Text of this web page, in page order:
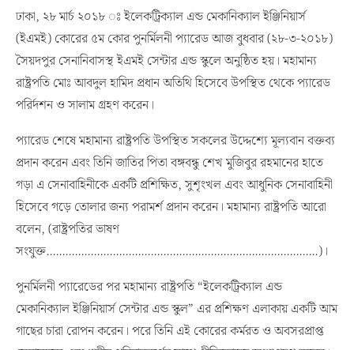
ঢাকা, ২৮ মার্চ ২০১৮ ঃ ইলেকট্রিক্যাল এন্ড মেকানিক্যাল ইঞ্জিনিয়ার্স
(ইএমই) কোরের ৫ম কোর পুনর্মিলনী প্যারেড আজ বুধবার (২৮-৩-২০১৮)
সৈয়দপুর সেনানিবাসস্থ ইএমই সেন্টার এন্ড স্কুলে অনুষ্ঠিত হয়। মহামান্য
রাষ্ট্রপতি মোঃ আবদুল হামিদ প্রধান অতিথি হিসেবে উপস্থিত থেকে প্যারেড
পরির্দশন ও সালাম গ্রহণ করেন।
প্যারেড শেষে মহামান্য রাষ্ট্রপতি উপস্থিত সকলের উদ্দেশ্যে মূল্যবান বক্তব্য
প্রদান করেন এবং তিনি জাতির পিতা বঙ্গবন্ধু শেখ মুজিবুর রহমানের হাতে
গড়া এ সেনাবাহিনীকে একটি প্রশিক্ষিত, সুশৃংখল এবং আধুনিক সেনাবাহিনী
হিসেবে গড়ে তোলার জন্য পরামর্শ প্রদান করেন। মহামান্য রাষ্ট্রপতি আরো
বলেন, (রাষ্ট্রপতির ভাষণ
সংযুক্ত…………………………………………………………………………..)।
পুনর্মিলনী প্যারেডের পর মহামান্য রাষ্ট্রপতি “ইলেকট্রিক্যাল এন্ড
মেকানিক্যাল ইঞ্জিনিয়ার্স সেন্টার এন্ড স্কুল” এর প্রশিক্ষণ এলাকায় একটি আম
গাছের চারা রোপন করেন। পরে তিনি এই কোরের কর্মরত ও অবসরপ্রাপ্ত